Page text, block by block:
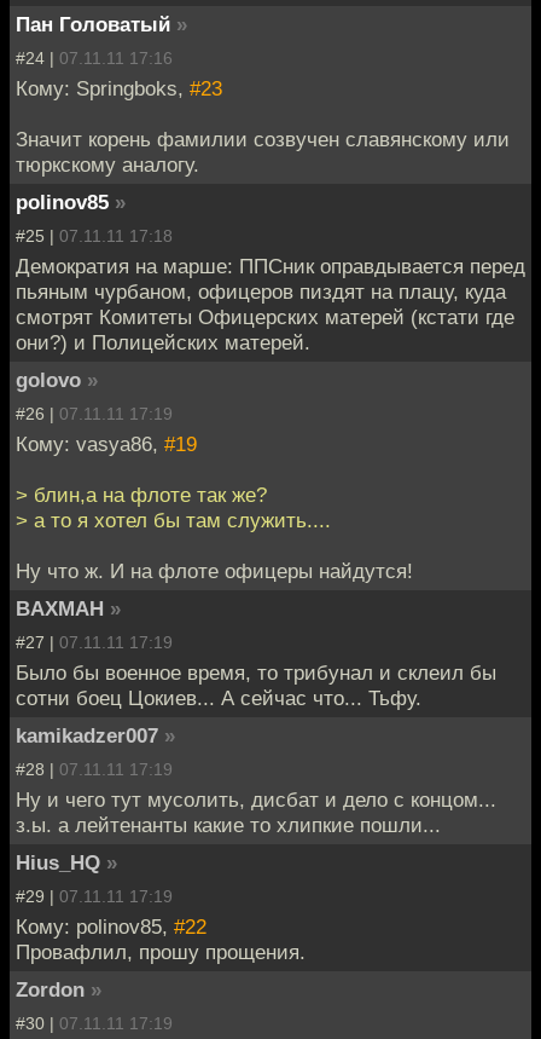
Пан Головатый »
#24 | 07.11.11 17:16
Кому: Springboks, #23
Значит корень фамилии созвучен славянскому или
тюркскому аналогу.
polinov85 »
#25 | 07.11.11 17:18
Демократия на марше: ППСник оправдывается перед
пьяным чурбаном, офицеров пиздят на плацу, куда
смотрят Комитеты Офицерских матерей (кстати где
они?) и Полицейских матерей.
golovo »
#26 | 07.11.11 17:19
Кому: vasya86, #19
> блин,а на флоте так же?
> а то я хотел бы там служить....
Ну что ж. И на флоте офицеры найдутся!
BAXMAH »
#27 | 07.11.11 17:19
Было бы военное время, то трибунал и склеил бы
сотни боец Цокиев... А сейчас что... Тьфу.
kamikadzer007 »
#28 | 07.11.11 17:19
Ну и чего тут мусолить, дисбат и дело с концом...
з.ы. а лейтенанты какие то хлипкие пошли...
Hius_HQ »
#29 | 07.11.11 17:19
Кому: polinov85, #22
Провафлил, прошу прощения.
Zordon »
#30 | 07.11.11 17:19